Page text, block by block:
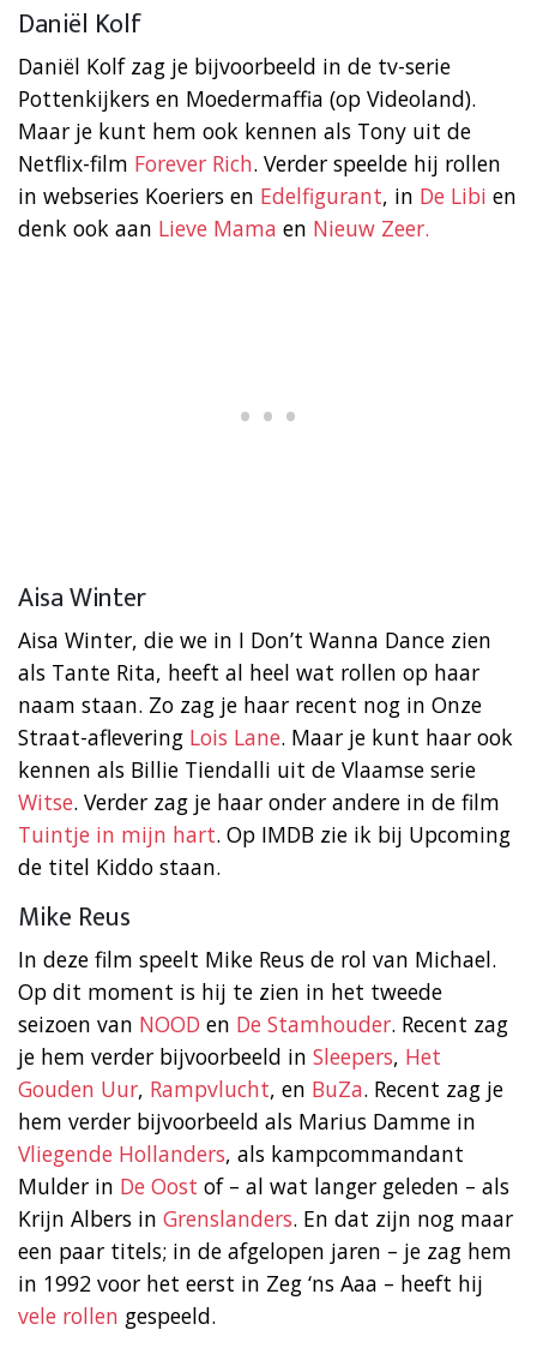
Daniël Kolf
Daniël Kolf zag je bijvoorbeeld in de tv-serie
Pottenkijkers en Moedermaffia (op Videoland).
Maar je kunt hem ook kennen als Tony uit de
Netflix-film Forever Rich. Verder speelde hij rollen
in webseries Koeriers en Edelfigurant, in De Libi en
denk ook aan Lieve Mama en Nieuw Zeer.
Aisa Winter
Aisa Winter, die we in I Don’t Wanna Dance zien
als Tante Rita, heeft al heel wat rollen op haar
naam staan. Zo zag je haar recent nog in Onze
Straat-aflevering Lois Lane. Maar je kunt haar ook
kennen als Billie Tiendalli uit de Vlaamse serie
Witse. Verder zag je haar onder andere in de film
Tuintje in mijn hart. Op IMDB zie ik bij Upcoming
de titel Kiddo staan.
Mike Reus
In deze film speelt Mike Reus de rol van Michael.
Op dit moment is hij te zien in het tweede
seizoen van NOOD en De Stamhouder. Recent zag
je hem verder bijvoorbeeld in Sleepers, Het
Gouden Uur, Rampvlucht, en BuZa. Recent zag je
hem verder bijvoorbeeld als Marius Damme in
Vliegende Hollanders, als kampcommandant
Mulder in De Oost of – al wat langer geleden – als
Krijn Albers in Grenslanders. En dat zijn nog maar
een paar titels; in de afgelopen jaren – je zag hem
in 1992 voor het eerst in Zeg ‘ns Aaa – heeft hij
vele rollen gespeeld.